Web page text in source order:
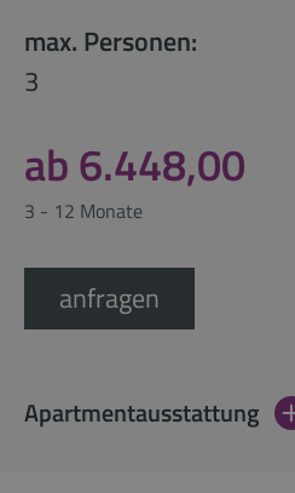
max. Personen:
3
ab 6.448,00
3 - 12 Monate
anfragen
Apartmentausstattung